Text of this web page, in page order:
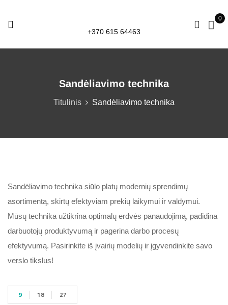
+370 615 64463
0
Sandėliavimo technika
Titulinis Sandėliavimo technika
Sandėliavimo technika siūlo platų modernių sprendimų
asortimentą, skirtų efektyviam prekių laikymui ir valdymui.
Mūsų technika užtikrina optimalų erdvės panaudojimą, padidina
darbuotojų produktyvumą ir pagerina darbo procesų
efektyvumą. Pasirinkite iš įvairių modelių ir įgyvendinkite savo
verslo tikslus!
9 18 27